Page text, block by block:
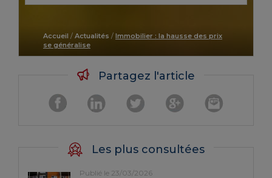
Accueil / Actualités / Immobilier : la hausse des prix
se généralise
Partagez l'article
Les plus consultées
Publié le 23/03/2026